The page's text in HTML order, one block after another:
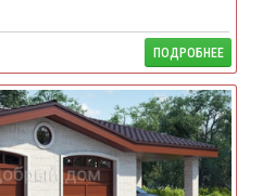
ПОДРОБНЕЕ